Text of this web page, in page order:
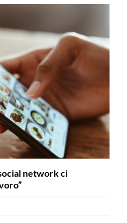
network ci